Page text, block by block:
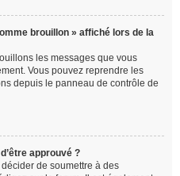
brouillon » affiché lors de la
les messages que vous
Vous pouvez reprendre les
depuis le panneau de contrôle de
approuvé ?
de soumettre à des